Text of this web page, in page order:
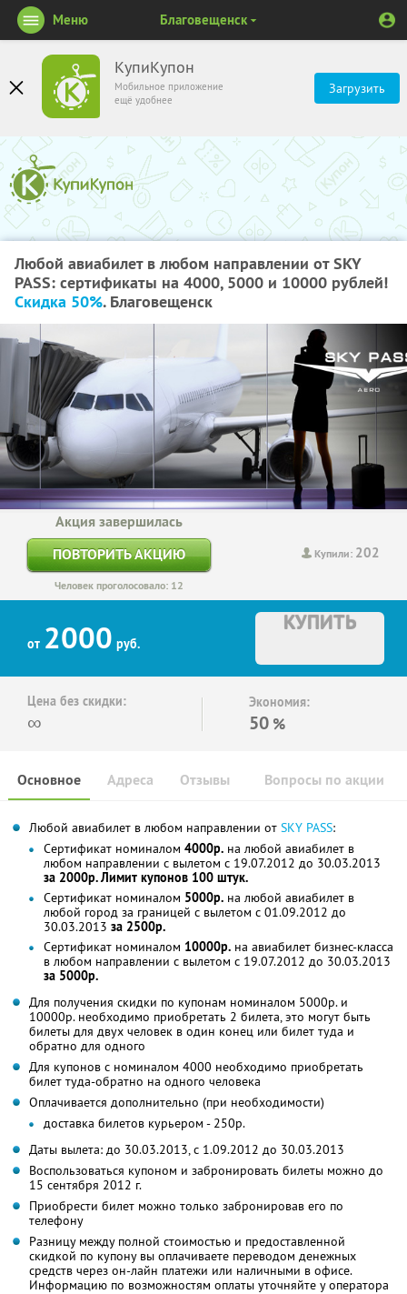
КупиКупон
Мобильное приложение
ещё удобнее
Загрузить
Меню Благовещенск
Любой авиабилет в любом направлении от SKY
PASS: сертификаты на 4000, 5000 и 10000 рублей!
Скидка 50%. Благовещенск
Купили: 202
Акция завершилась
ПОВТОРИТЬ АКЦИЮ
Человек проголосовало: 12
от 2000 руб.
КУПИТЬ
Цена без скидки:
∞
Экономия:
50 %
Основное Отзывы Вопросы по акции
Адреса
Любой авиабилет в любом направлении от SKY PASS:
Сертификат номиналом 4000р. на любой авиабилет в
любом направлении с вылетом c 19.07.2012 до 30.03.2013
за 2000р. Лимит купонов 100 штук.
Сертификат номиналом 5000р. на любой авиабилет в
любой город за границей с вылетом с 01.09.2012 до
30.03.2013 за 2500р.
Сертификат номиналом 10000р. на авиабилет бизнес-класса
в любом направлении с вылетом c 19.07.2012 до 30.03.2013
за 5000р.
Для получения скидки по купонам номиналом 5000р. и
10000р. необходимо приобретать 2 билета, это могут быть
билеты для двух человек в один конец или билет туда и
обратно для одного
Для купонов с номиналом 4000 необходимо приобретать
билет туда-обратно на одного человека
Оплачивается дополнительно (при необходимости)
доставка билетов курьером - 250р.
Даты вылета: до 30.03.2013, c 1.09.2012 до 30.03.2013
Воспользоваться купоном и забронировать билеты можно до
15 сентября 2012 г.
Приобрести билет можно только забронировав его по
телефону
Разницу между полной стоимостью и предоставленной
скидкой по купону вы оплачиваете переводом денежных
средств через он-лайн платежи или наличными в офисе.
Информацию по возможностям оплаты уточняйте у оператора